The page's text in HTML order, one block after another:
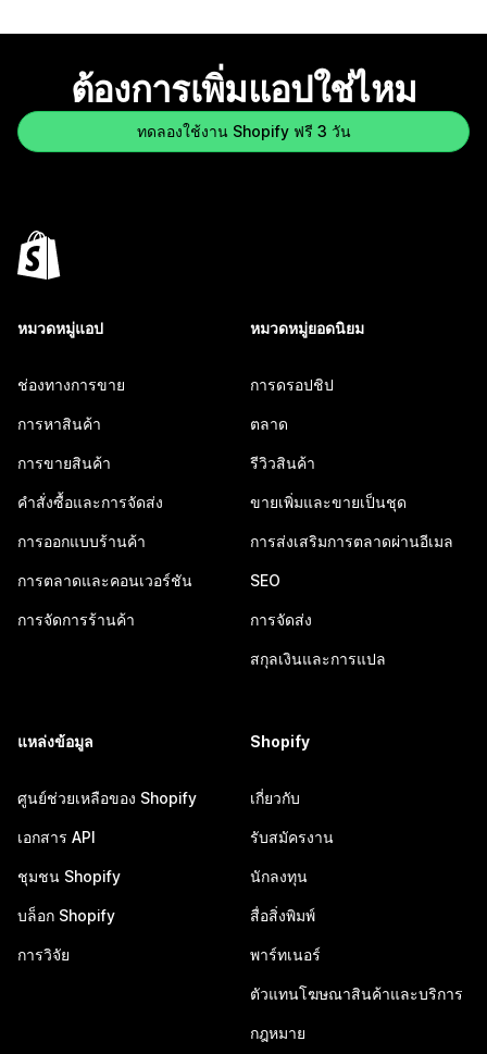
ต้องการเพิ่มแอปใช่ไหม
ทดลองใช้งาน Shopify ฟรี 3 วัน
หมวดหมู่แอป
ช่องทางการขาย
การหาสินค้า
การขายสินค้า
คำสั่งซื้อและการจัดส่ง
การออกแบบร้านค้า
การตลาดและคอนเวอร์ชัน
การจัดการร้านค้า
หมวดหมู่ยอดนิยม
การดรอปชิป
ตลาด
รีวิวสินค้า
ขายเพิ่มและขายเป็นชุด
การส่งเสริมการตลาดผ่านอีเมล
SEO
การจัดส่ง
สกุลเงินและการแปล
แหล่งข้อมูล
ศูนย์ช่วยเหลือของ Shopify
เอกสาร API
ชุมชน Shopify
บล็อก Shopify
การวิจัย
Shopify
เกี่ยวกับ
รับสมัครงาน
นักลงทุน
สื่อสิ่งพิมพ์
พาร์ทเนอร์
ตัวแทนโฆษณาสินค้าและบริการ
กฎหมาย